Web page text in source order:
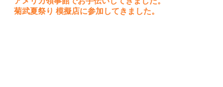
菊武夏祭り 模擬店に参加してきました。